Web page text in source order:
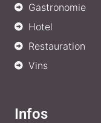
Gastronomie
Hotel
Restauration
Vins
Infos